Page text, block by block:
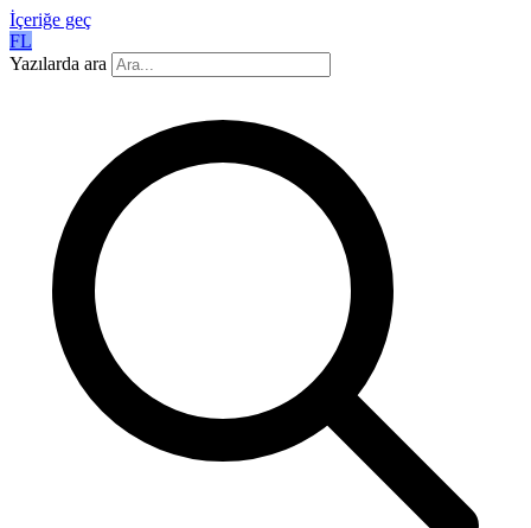
İçeriğe geç
FL
Yazılarda ara